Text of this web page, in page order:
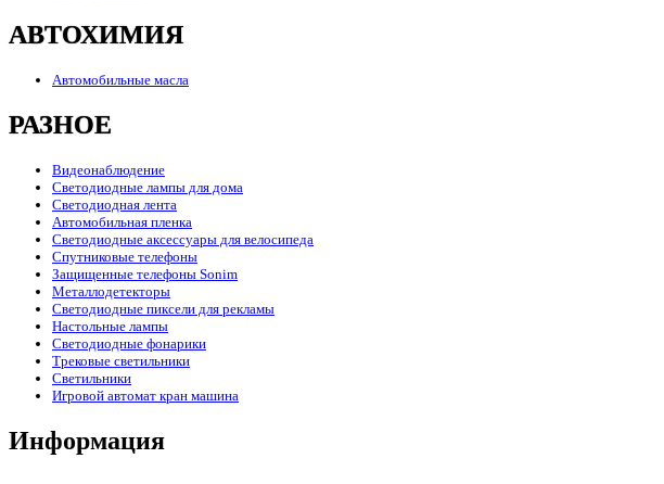
АВТОХИМИЯ
Автомобильные масла
РАЗНОЕ
Видеонаблюдение
Светодиодные лампы для дома
Светодиодная лента
Автомобильная пленка
Светодиодные аксессуары для велосипеда
Спутниковые телефоны
Защищенные телефоны Sonim
Металлодетекторы
Светодиодные пиксели для рекламы
Настольные лампы
Светодиодные фонарики
Трековые светильники
Светильники
Игровой автомат кран машина
Информация